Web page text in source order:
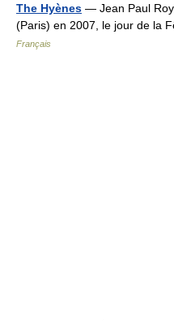
The Hyènes — Jean Paul
(Paris) en 2007, le jour de la
Français